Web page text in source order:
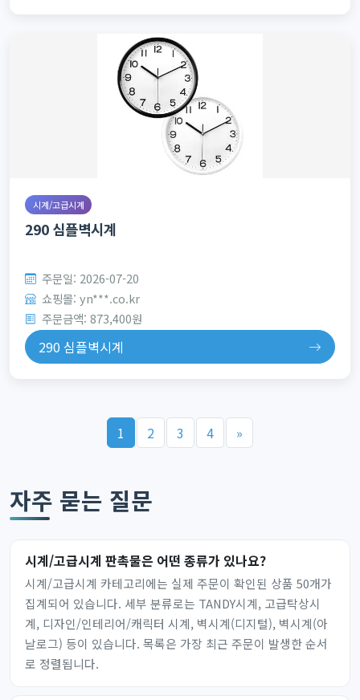
시계/고급시계
290 심플벽시계
주문일: 2026-07-20
쇼핑몰: yn***.co.kr
주문금액: 873,400원
290 심플벽시계
1 2 3 4 »
자주 묻는 질문
시계/고급시계 판촉물은 어떤 종류가 있나요?
시계/고급시계 카테고리에는 실제 주문이 확인된 상품 50개가
집계되어 있습니다. 세부 분류로는 TANDY시계, 고급탁상시
계, 디자인/인테리어/캐릭터 시계, 벽시계(디지털), 벽시계(아
날로그) 등이 있습니다. 목록은 가장 최근 주문이 발생한 순서
로 정렬됩니다.